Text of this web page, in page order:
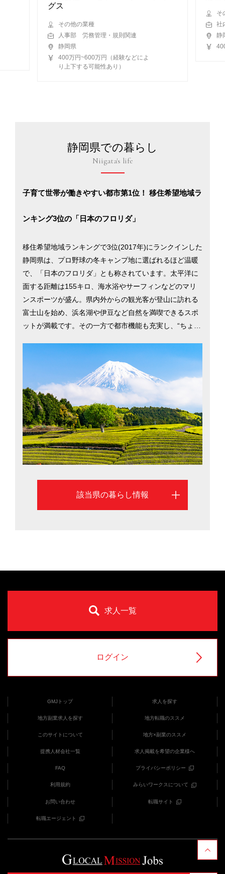
グス
その他の業種
人事部 労務管理・規則関連
静岡県
400万円~600万円（経験などによ
り上下する可能性あり）
そ
社
静
静岡県での暮らし
Niigata's life
子育て世帯が働きやすい都市第1位！ 移住希望地域ラ
ンキング3位の「日本のフロリダ」
移住希望地域ランキングで3位(2017年)にランクインした
静岡県は、プロ野球の冬キャンプ地に選ばれるほど温暖
で、「日本のフロリダ」とも称されています。太平洋に
面する距離は155キロ、海水浴やサーフィンなどのマリ
ンスポーツが盛ん。県内外からの観光客が登山に訪れる
富士山を始め、浜名湖や伊豆など自然を満喫できるスポ
ットが満載です。その一方で都市機能も充実し、“ちょう
年には静岡市の、親目線に立った子育て支援が高い評価
を受け、「共働き 子育てしやすい街（地方都市編）」で
1位に。静岡県の二大都市、静岡市と浜松市での暮らしを
考える際に役立つ、さまざまな移住情報を掲載していま
す。
該当県の暮らし情報
求人一覧
ログイン
GMJトップ 求人を探す
地方副業求人を探す 地方転職のススメ
このサイトについて 地方×副業のススメ
提携人材会社一覧 求人掲載を希望の企業様へ
FAQ プライバシーポリシー
利用規約 みらいワークスについて
お問い合わせ 転職サイト
転職エージェント